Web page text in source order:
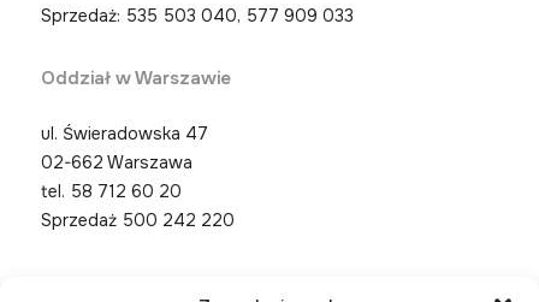
Sprzedaż: 535 503 040, 577 909 033
Oddział w Warszawie
ul. Świeradowska 47
02-662 Warszawa
tel. 58 712 60 20
Sprzedaż 500 242 220